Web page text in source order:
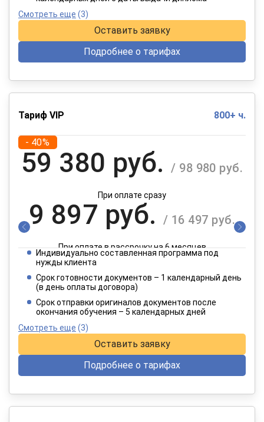
Смотреть еще (3)
Оставить заявку
Подробнее о тарифах
Тариф VIP 800+ ч.
- 40%
59 380 руб. / 98 980 руб.
При оплате сразу
9 897 руб. / 16 497 руб.
При оплате в рассрочку на 6 месяцев
4 949 руб. / 8 249 руб.
При оплате в рассрочку на 12 месяцев
Индивидуально составленная программа под
нужды клиента
Срок готовности документов – 1 календарный день
(в день оплаты договора)
Срок отправки оригиналов документов после
окончания обучения – 5 календарных дней
Смотреть еще (3)
Оставить заявку
Подробнее о тарифах